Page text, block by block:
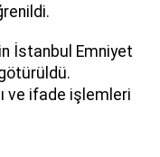
İstanbul Emniyet
ve ifade işlemleri